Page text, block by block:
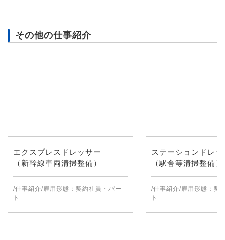
その他の仕事紹介
エクスプレスドレッサー
（新幹線車両清掃整備）
/仕事紹介/雇用形態：契約社員・パー
ト
ステーションドレ
（駅舎等清掃整備）
/仕事紹介/雇用形態：契
ト